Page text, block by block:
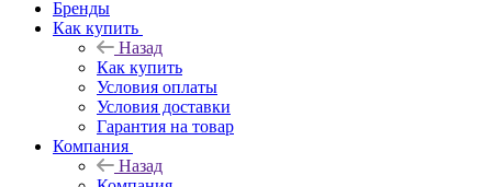
Бренды
Как купить
Назад
Как купить
Условия оплаты
Условия доставки
Гарантия на товар
Компания
Назад